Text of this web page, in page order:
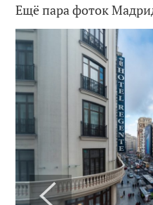
Ещё пара фоток